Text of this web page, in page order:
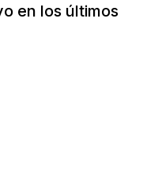
en los últimos